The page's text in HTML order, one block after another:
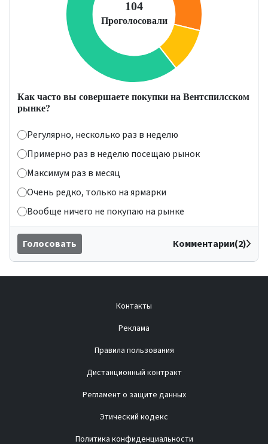
Как часто вы совершаете покупки на Вентспилсском
рынке?
Регулярно, несколько раз в неделю
Примерно раз в неделю посещаю рынок
Максимум раз в месяц
Очень редко, только на ярмарки
Вообще ничего не покупаю на рынке
Голосовать Комментарии(2)
Контакты
Реклама
Правила пользования
Дистанционный контракт
Регламент о защите данных
Этический кодекс
Политика конфиденциальности